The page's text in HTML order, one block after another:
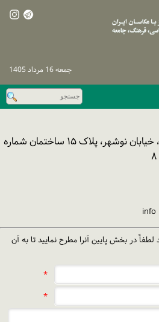
جمعه 16 مرداد 1405
تهران، خیابان خردمند جنوبی، خیابان نوشهر، پلاک ۱۵ ساختمان شماره
در بخش پایین آنرا مطرح نمایید تا به آن
*
*